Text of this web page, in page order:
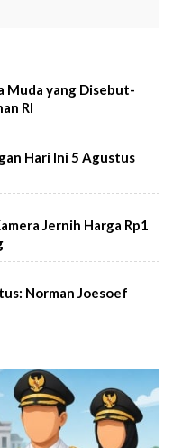
Muda yang Disebut-
RI
Hari Ini 5 Agustus
Jernih Harga Rp1
Norman Joesoef